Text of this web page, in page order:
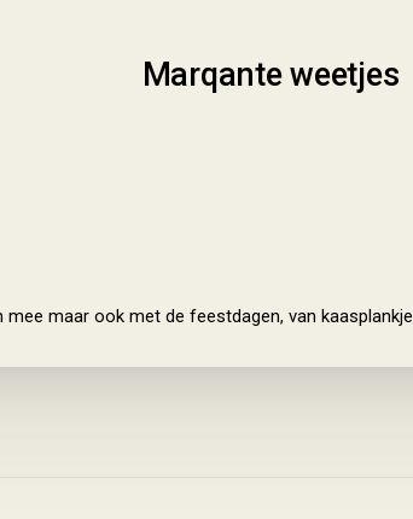
Marqante weetjes
maar ook met de feestdagen, van